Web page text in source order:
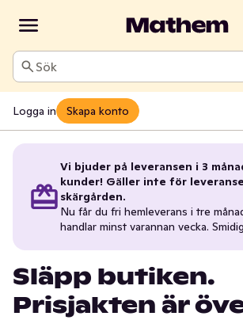
Sök
Logga in Skapa konto
Vi bjuder på leveransen i 3
kunder! Gäller inte för
skärgården.
Nu får du fri hemleverans i tre
handlar minst varannan vecka.
Släpp butiken.
Prisjakten är